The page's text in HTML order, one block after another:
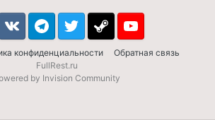
конфиденциальности Обратная связь
VK TelegramTwitter Steam Youtube
FullRest.ru
by Invision Community